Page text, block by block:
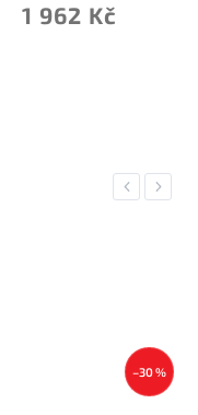
1 962 Kč
Previous
–30 %
Next